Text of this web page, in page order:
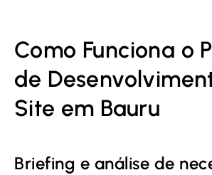
Como Funciona o
de
Site em Bauru
Briefing e análise de